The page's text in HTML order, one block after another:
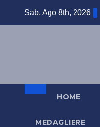
Sab. Ago 8th, 2026
HOME
MEDAGLIERE